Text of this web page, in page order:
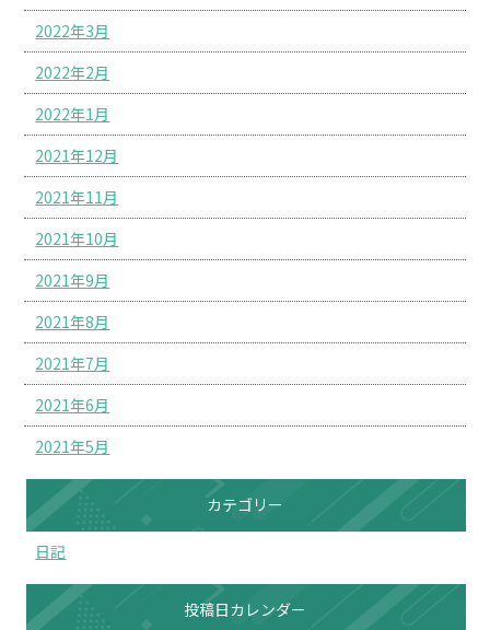
2022年3月
2022年2月
2022年1月
2021年12月
2021年11月
2021年10月
2021年9月
2021年8月
2021年7月
2021年6月
2021年5月
カテゴリー
日記
投稿日カレンダー